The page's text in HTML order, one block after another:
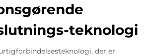
teknologi
der er